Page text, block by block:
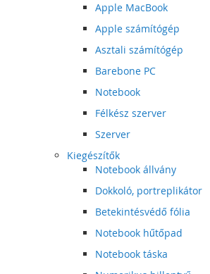
Apple MacBook
Apple számítógép
Asztali számítógép
Barebone PC
Notebook
Félkész szerver
Szerver
Kiegészítők
Notebook állvány
Dokkoló, portreplikátor
Betekintésvédő fólia
Notebook hűtőpad
Notebook táska